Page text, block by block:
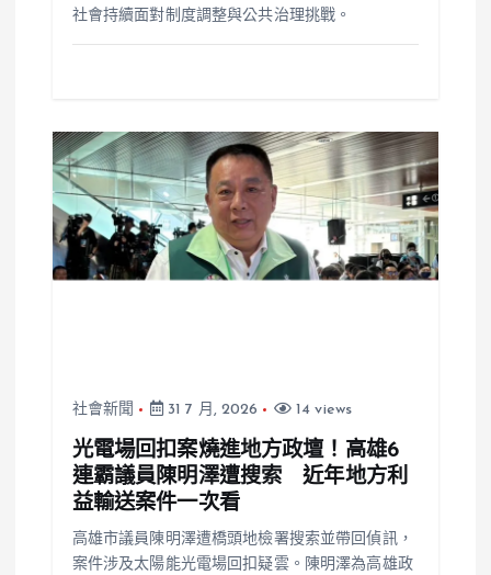
社會持續面對制度調整與公共治理挑戰。
社會新聞 31 7 月, 2026 14 views
光電場回扣案燒進地方政壇！高雄6
連霸議員陳明澤遭搜索 近年地方利
益輸送案件一次看
高雄市議員陳明澤遭橋頭地檢署搜索並帶回偵訊，
案件涉及太陽能光電場回扣疑雲。陳明澤為高雄政